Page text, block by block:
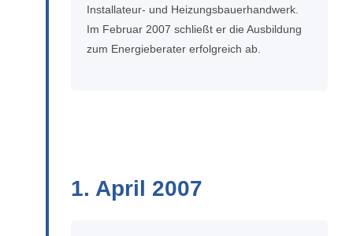
Installateur- und Heizungsbauerhandwerk.
Im Februar 2007 schließt er die Ausbildung
zum Energieberater erfolgreich ab.
1. April 2007